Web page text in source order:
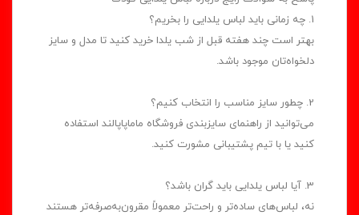
1. چه زمانی باید لباس یلدایی را بخریم؟
بهتر است چند هفته قبل از شب یلدا خرید کنید تا مدل و سایز
دلخواه‌تان موجود باشد.
2. چطور سایز مناسب را انتخاب کنیم؟
می‌توانید از راهنمای سایزبندی فروشگاه ماماپاپالند استفاده
کنید یا با تیم پشتیبانی مشورت کنید.
3. آیا لباس یلدایی باید گران باشد؟
نه، لباس‌های ساده‌تر و راحت‌تر معمولاً مقرون‌به‌صرفه‌تر هستند